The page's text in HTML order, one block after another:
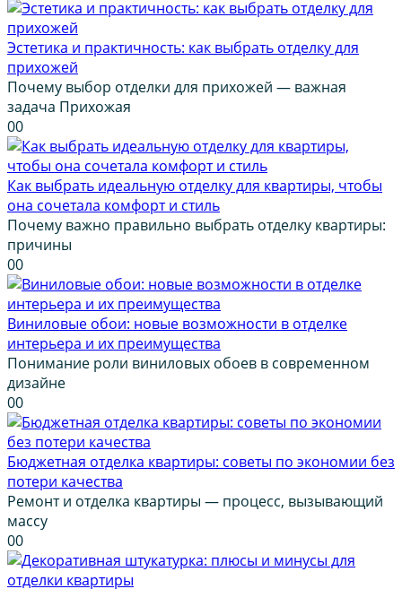
Эстетика и практичность: как выбрать отделку для
прихожей
Почему выбор отделки для прихожей — важная
задача Прихожая
00
Как выбрать идеальную отделку для квартиры, чтобы
она сочетала комфорт и стиль
Почему важно правильно выбрать отделку квартиры:
причины
00
Виниловые обои: новые возможности в отделке
интерьера и их преимущества
Понимание роли виниловых обоев в современном
дизайне
00
Бюджетная отделка квартиры: советы по экономии без
потери качества
Ремонт и отделка квартиры — процесс, вызывающий
массу
00